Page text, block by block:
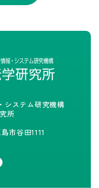
システム研究機構
所
市谷田1111